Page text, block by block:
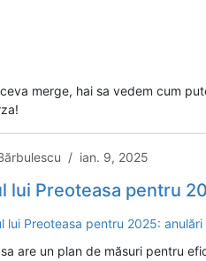
merge, hai sa vedem cum
/ ian. 9, 2025
Preoteasa pentru 2025: anulări
are un plan de măsuri pentru